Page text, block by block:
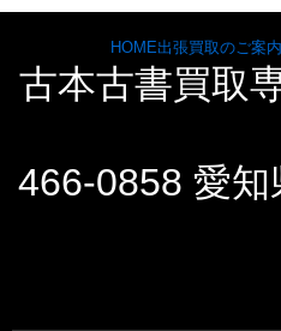
HOME出張買取のご案内
古本古書買取
466-0858 愛